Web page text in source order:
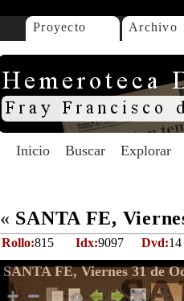
Proyecto Archivo
Inicio Buscar Explorar
« SANTA FE,
Rollo:815 Idx:9097 Dvd:14
SANTA FE, Viernes 31 de